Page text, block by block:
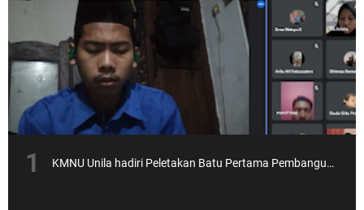
KMNU Unila hadiri Peletakan Batu Pertama Pembangunan Gedung NU yang dipimpin Rektor Unila Prof. Karomani